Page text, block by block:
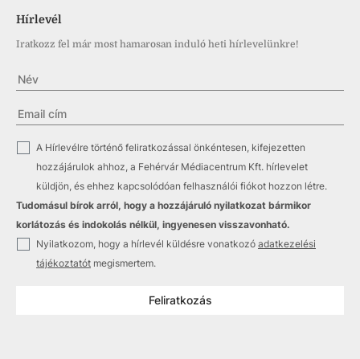
Hírlevél
Iratkozz fel már most hamarosan induló heti hírlevelünkre!
A Hírlevélre történő feliratkozással önkéntesen, kifejezetten
hozzájárulok ahhoz, a Fehérvár Médiacentrum Kft. hírlevelet
küldjön, és ehhez kapcsolódóan felhasználói fiókot hozzon létre.
Tudomásul bírok arról, hogy a hozzájáruló nyilatkozat bármikor
korlátozás és indokolás nélkül, ingyenesen visszavonható.
Nyilatkozom, hogy a hírlevél küldésre vonatkozó adatkezelési
tájékoztatót megismertem.
Feliratkozás